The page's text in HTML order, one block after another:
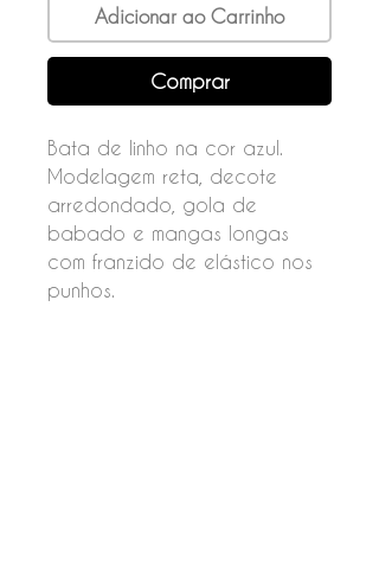
Adicionar ao Carrinho
Comprar
Bata de linho na cor azul.
Modelagem reta, decote
arredondado, gola de
babado e mangas longas
com franzido de elástico nos
punhos.